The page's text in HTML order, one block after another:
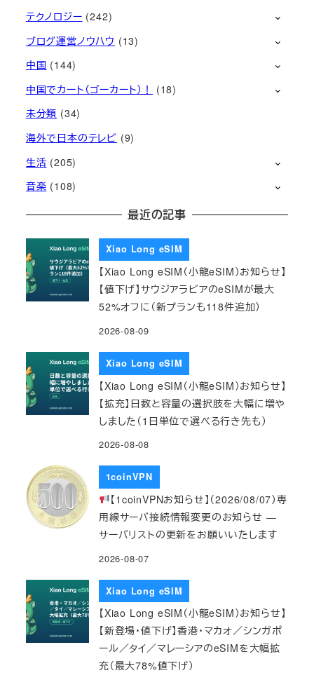
テクノロジー (242)
ブログ運営ノウハウ (13)
中国 (144)
中国でカート（ゴーカート）！
(18)
未分類 (34)
海外で日本のテレビ (9)
生活 (205)
音楽 (108)
最近の記事
Xiao Long eSIM
【Xiao Long eSIM（小龍eSIM）お知らせ】
【値下げ】サウジアラビアのeSIMが最大
52%オフに（新プランも118件追加）
2026-08-09
Xiao Long eSIM
【Xiao Long eSIM（小龍eSIM）お知らせ】
【拡充】日数と容量の選択肢を大幅に増や
しました（1日単位で選べる行き先も）
2026-08-08
1coinVPN
【1coinVPNお知らせ】（2026/08/07）専
用線サーバ接続情報変更のお知らせ ―
サーバリストの更新をお願いいたします
2026-08-07
Xiao Long eSIM
【Xiao Long eSIM（小龍eSIM）お知らせ】
【新登場・値下げ】香港・マカオ／シンガポ
ール／タイ／マレーシアのeSIMを大幅拡
充（最大78%値下げ）